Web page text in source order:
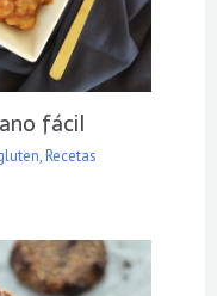
fácil
,Recetas